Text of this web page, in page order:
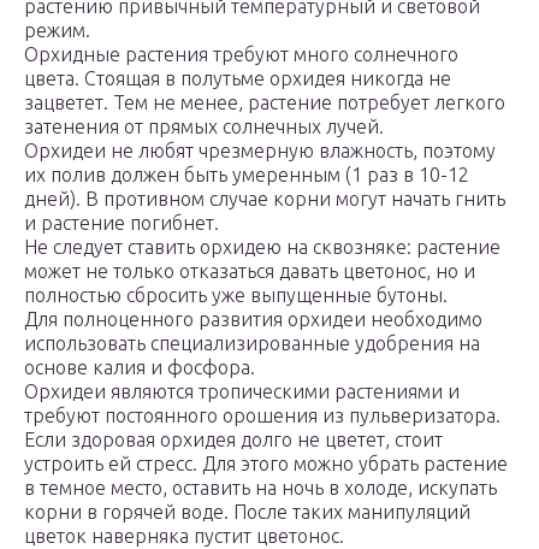
растению привычный температурный и световой
режим.
Орхидные растения требуют много солнечного
цвета. Стоящая в полутьме орхидея никогда не
зацветет. Тем не менее, растение потребует легкого
затенения от прямых солнечных лучей.
Орхидеи не любят чрезмерную влажность, поэтому
их полив должен быть умеренным (1 раз в 10-12
дней). В противном случае корни могут начать гнить
и растение погибнет.
Не следует ставить орхидею на сквозняке: растение
может не только отказаться давать цветонос, но и
полностью сбросить уже выпущенные бутоны.
Для полноценного развития орхидеи необходимо
использовать специализированные удобрения на
основе калия и фосфора.
Орхидеи являются тропическими растениями и
требуют постоянного орошения из пульверизатора.
Если здоровая орхидея долго не цветет, стоит
устроить ей стресс. Для этого можно убрать растение
в темное место, оставить на ночь в холоде, искупать
корни в горячей воде. После таких манипуляций
цветок наверняка пустит цветонос.